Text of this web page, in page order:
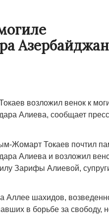
возложил венок к
Алиева, сообщает
Жомарт Токаев почтил
Алиева и возложил
Зарифы Алиевой,
Аллее шахидов,
в борьбе за свободу,
29972
мошенниками